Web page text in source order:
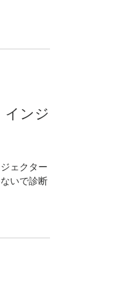
ンジ
ェクター
いで診断